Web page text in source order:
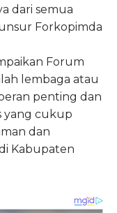
dari semua
Forkopimda
Forum
lembaga atau
penting dan
yang cukup
dan
Kabupaten